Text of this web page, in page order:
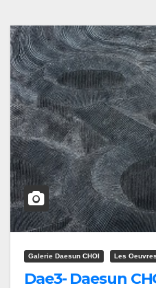
Galerie Daesun CHOI Les Oeuvres
Dae3- Daesun